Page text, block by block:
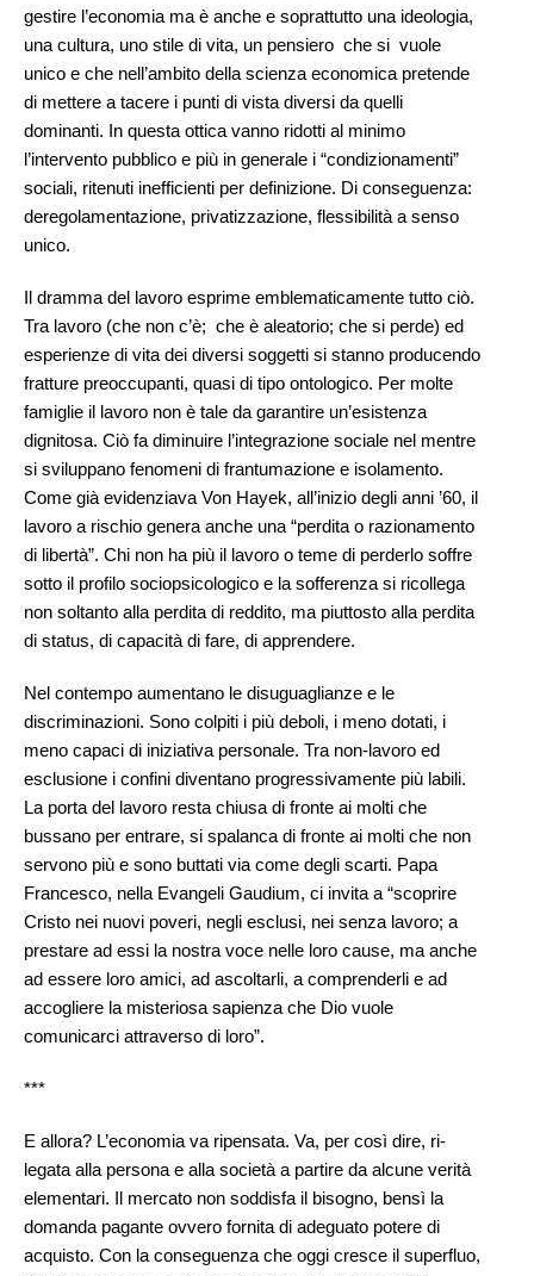
gestire l’economia ma è anche e soprattutto una ideologia,
una cultura, uno stile di vita, un pensiero che si vuole
unico e che nell’ambito della scienza economica pretende
di mettere a tacere i punti di vista diversi da quelli
dominanti. In questa ottica vanno ridotti al minimo
l’intervento pubblico e più in generale i “condizionamenti”
sociali, ritenuti inefficienti per definizione. Di conseguenza:
deregolamentazione, privatizzazione, flessibilità a senso
unico.
Il dramma del lavoro esprime emblematicamente tutto ciò.
Tra lavoro (che non c’è; che è aleatorio; che si perde) ed
esperienze di vita dei diversi soggetti si stanno producendo
fratture preoccupanti, quasi di tipo ontologico. Per molte
famiglie il lavoro non è tale da garantire un’esistenza
dignitosa. Ciò fa diminuire l’integrazione sociale nel mentre
si sviluppano fenomeni di frantumazione e isolamento.
Come già evidenziava Von Hayek, all’inizio degli anni ’60, il
lavoro a rischio genera anche una “perdita o razionamento
di libertà”. Chi non ha più il lavoro o teme di perderlo soffre
sotto il profilo sociopsicologico e la sofferenza si ricollega
non soltanto alla perdita di reddito, ma piuttosto alla perdita
di status, di capacità di fare, di apprendere.
Nel contempo aumentano le disuguaglianze e le
discriminazioni. Sono colpiti i più deboli, i meno dotati, i
meno capaci di iniziativa personale. Tra non-lavoro ed
esclusione i confini diventano progressivamente più labili.
La porta del lavoro resta chiusa di fronte ai molti che
bussano per entrare, si spalanca di fronte ai molti che non
servono più e sono buttati via come degli scarti. Papa
Francesco, nella Evangeli Gaudium, ci invita a “scoprire
Cristo nei nuovi poveri, negli esclusi, nei senza lavoro; a
prestare ad essi la nostra voce nelle loro cause, ma anche
ad essere loro amici, ad ascoltarli, a comprenderli e ad
accogliere la misteriosa sapienza che Dio vuole
comunicarci attraverso di loro”.
***
E allora? L’economia va ripensata. Va, per così dire, ri-
legata alla persona e alla società a partire da alcune verità
elementari. Il mercato non soddisfa il bisogno, bensì la
domanda pagante ovvero fornita di adeguato potere di
acquisto. Con la conseguenza che oggi cresce il superfluo,